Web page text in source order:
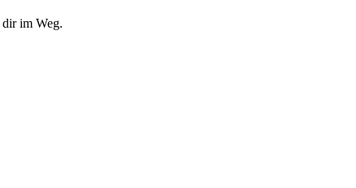
im Weg.